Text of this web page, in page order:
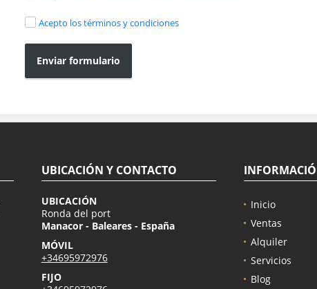
Acepto los términos y condiciones
Enviar formulario
UBICACIÓN Y CONTACTO
UBICACIÓN
Ronda del port
Manacor - Baleares - España
MÓVIL
+34695972976
FIJO
Inicio
Ventas
Alquiler
Servicios
Blog